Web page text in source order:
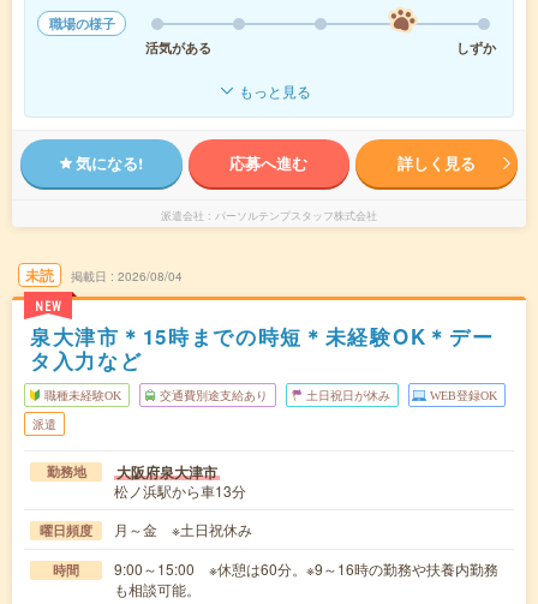
職場の様子
活気がある
しずか
もっと見る
気になる! 応募へ進む 詳しく見る
派遣会社 パーソルテンプスタッフ株式会社
未読
NEW
掲載日 2026/08/04
泉大津市＊15時までの時短＊未経験OK＊デー
タ入力など
職種未経験OK 交通費別途支給あり 土日祝日が休み WEB登録OK
派遣
勤務地 大阪府泉大津市
松ノ浜駅から車13分
曜日頻度 月～金 ※土日祝休み
時間
9:00～15:00 ※休憩は60分。※9～16時の勤務や扶養内勤務
も相談可能。